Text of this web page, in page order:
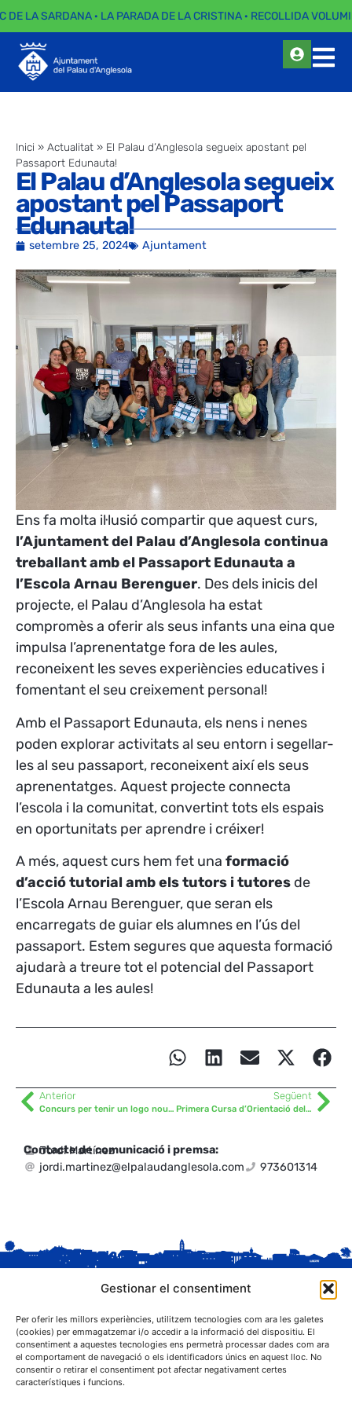
Gestionar el consentiment
Per oferir les millors experiències, utilitzem tecnologies com ara les galetes
(cookies) per emmagatzemar i/o accedir a la informació del dispositiu. El
consentiment a aquestes tecnologies ens permetrà processar dades com ara
el comportament de navegació o els identificadors únics en aquest lloc. No
consentir o retirar el consentiment pot afectar negativament certes
característiques i funcions.
DE LA SARDANA · LA PARADA DE LA CRISTINA · RECOLLIDA
Inici » Actualitat » El Palau d’Anglesola segueix apostant pel
Passaport Edunauta!
El Palau d’Anglesola segueix
apostant pel Passaport
Edunauta!
setembre 25, 2024 Ajuntament
Ens fa molta il·lusió compartir que aquest curs,
l’Ajuntament del Palau d’Anglesola continua
treballant amb el Passaport Edunauta a
l’Escola Arnau Berenguer. Des dels inicis del
projecte, el Palau d’Anglesola ha estat
compromès a oferir als seus infants una eina que
impulsa l’aprenentatge fora de les aules,
reconeixent les seves experiències educatives i
fomentant el seu creixement personal!
Amb el Passaport Edunauta, els nens i nenes
poden explorar activitats al seu entorn i segellar-
les al seu passaport, reconeixent així els seus
aprenentatges. Aquest projecte connecta
l’escola i la comunitat, convertint tots els espais
en oportunitats per aprendre i créixer!
A més, aquest curs hem fet una formació
d’acció tutorial amb els tutors i tutores de
l’Escola Arnau Berenguer, que seran els
encarregats de guiar els alumnes en l’ús del
passaport. Estem segures que aquesta formació
ajudarà a treure tot el potencial del Passaport
Edunauta a les aules!
Anterior
Concurs per tenir un logo nou de l’escola Arnau Berenguer
Següent
Primera Cursa d’Orientació del Palau d’Anglesola
Contacte de comunicació i premsa:
Jordi Martínez
jordi.martinez@elpalaudanglesola.com
973601314
C. Sant Josep, 1
25243 El Palau d'Anglesola (Pla d'Urgell)